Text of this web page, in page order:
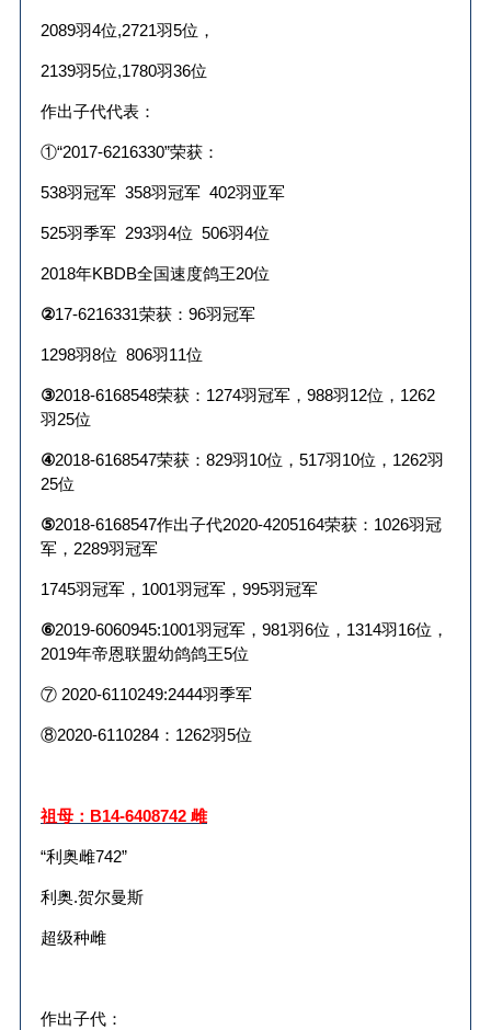
2089羽4位,2721羽5位，
2139羽5位,1780羽36位
作出子代代表：
①“2017-6216330”荣获：
538羽冠军 358羽冠军 402羽亚军
525羽季军 293羽4位 506羽4位
2018年KBDB全国速度鸽王20位
②17-6216331荣获： 96羽冠军
1298羽8位 806羽11位
③2018-6168548荣获： 1274羽冠军， 988羽12位， 1262
羽25位
④2018-6168547荣获： 829羽10位， 517羽10位， 1262羽
25位
⑤2018-6168547作出子代2020-4205164荣获： 1026羽冠
军， 2289羽冠军
1745羽冠军， 1001羽冠军， 995羽冠军
⑥2019-6060945:1001羽冠军， 981羽6位， 1314羽16位，
2019年帝恩联盟幼鸽鸽王5位
⑦ 2020-6110249:2444羽季军
⑧2020-6110284 ： 1262羽5位
祖母： B14-6408742 雌
“利奥雌742”
利奥.贺尔曼斯
超级种雌
作出子代：